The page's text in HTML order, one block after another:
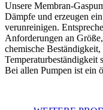
Unsere Membran-
Dämpfe und erzeugen
verunreinigen.
Anforderungen an
chemische
Temperaturbeständigkeit
Bei allen Pumpen ist ein